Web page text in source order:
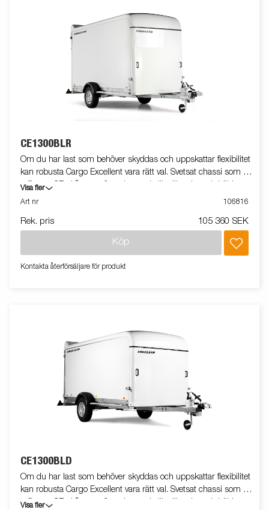
CE1300BLR
Om du har last som behöver skyddas och uppskattar flexibilitet
kan robusta Cargo Excellent vara rätt val. Svetsat chassi som tål
tuffa tag. CE-skåpvagn finns i en rad olika längder och höjder.
Den lättskötta glasfiberytan på sidorna ger dessutom bra
trafiksäkerhet. Invändigt har man goda förankringsmöjligheter,
i- och ur-lastning. Vagnen på bilden kan vara extrautrustad.
Visa fler
Art nr
106816
Rek. pris 105 360 SEK
Köp
Kontakta återförsäljare för produkt
CE1300BLD
Om du har last som behöver skyddas och uppskattar flexibilitet
kan robusta Cargo Excellent vara rätt val. Svetsat chassi som tål
tuffa tag. CE-skåpvagn finns i en rad olika längder och höjder.
Visa fler